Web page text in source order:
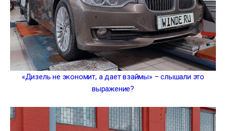
«Дизель не экономит, а дает взаймы» – слышали это
выражение?